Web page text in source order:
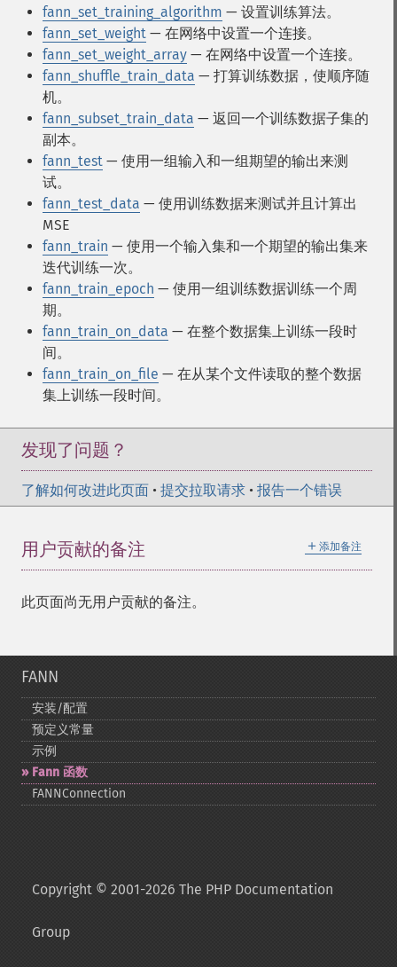
fann_set_training_algorithm — 设置训练算法。
fann_set_weight — 在网络中设置一个连接。
fann_set_weight_array — 在网络中设置一个连接。
fann_shuffle_train_data — 打算训练数据，使顺序随
机。
fann_subset_train_data — 返回一个训练数据子集的
副本。
fann_test — 使用一组输入和一组期望的输出来测
试。
fann_test_data — 使用训练数据来测试并且计算出
MSE
fann_train — 使用一个输入集和一个期望的输出集来
迭代训练一次。
fann_train_epoch — 使用一组训练数据训练一个周
期。
fann_train_on_data — 在整个数据集上训练一段时
间。
fann_train_on_file — 在从某个文件读取的整个数据
集上训练一段时间。
发现了问题？
了解如何改进此页面 • 提交拉取请求 • 报告一个错误
＋ 添加备注
用户贡献的备注
此页面尚无用户贡献的备注。
FANN
安装/配置
预定义常量
示例
Fann 函数
FANNConnection
Copyright © 2001-2026 The PHP Documentation
Group